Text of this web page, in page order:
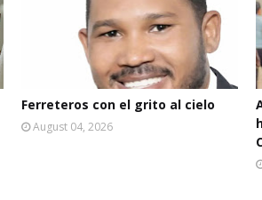
Ferreteros con el grito al cielo
August 04, 2026